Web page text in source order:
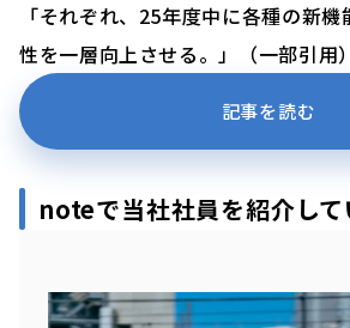
「それぞれ、25年度中に各種の新
性を一層向上させる。」（一部引用）
記事を読む
noteで当社社員を紹介して